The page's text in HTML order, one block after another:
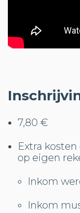
7,80 €
Extra
op eigen
Inkom
Inkom